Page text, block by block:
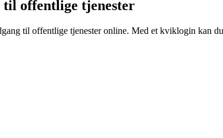
offentlige tjenester
til offentlige tjenester online. Med et kviklogin kan